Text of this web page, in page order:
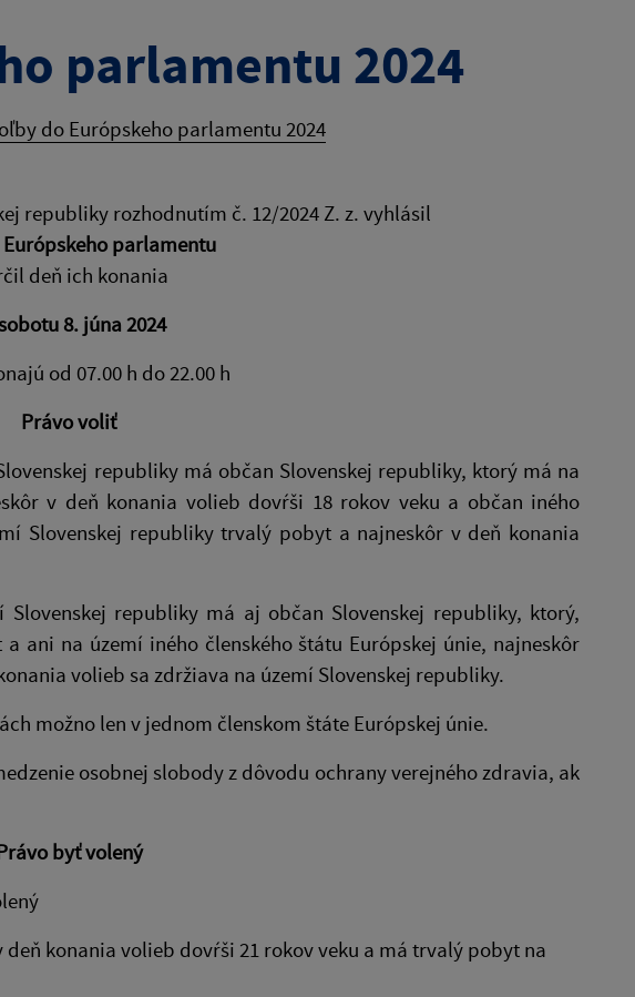
parlamentu 2024
do Európskeho parlamentu 2024
republiky rozhodnutím č. 12/2024 Z. z. vyhlásil
parlamentu
deň ich konania
8. júna 2024
od 07.00 h do 22.00 h
Právo voliť
republiky má občan Slovenskej republiky, ktorý má na
v deň konania volieb dovŕši 18 rokov veku a občan iného
Slovenskej republiky trvalý pobyt a najneskôr v deň konania
republiky má aj občan Slovenskej republiky, ktorý,
ani na území iného členského štátu Európskej únie, najneskôr
volieb sa zdržiava na území Slovenskej republiky.
možno len v jednom členskom štáte Európskej únie.
osobnej slobody z dôvodu ochrany verejného zdravia, ak
byť volený
konania volieb dovŕši 21 rokov veku a má trvalý pobyt na